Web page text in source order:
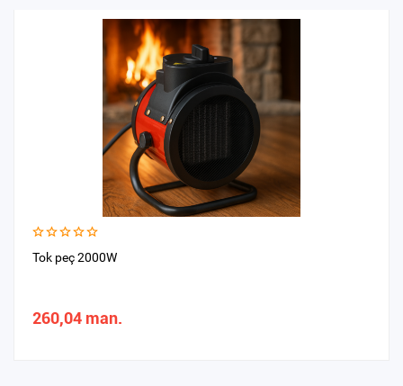
Tok peç 2000W
260,04 man.